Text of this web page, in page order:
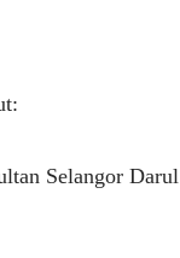
Selangor Darul